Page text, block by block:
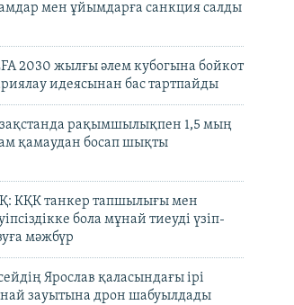
мен ұйымдарға санкция салды
2030 жылғы әлем кубогына бойкот
идеясынан бас тартпайды
рақымшылықпен 1,5 мың
қамаудан босап шықты
КҚК танкер тапшылығы мен
бола мұнай тиеуді үзіп-
мәжбүр
Ярослав қаласындағы ірі
зауытына дрон шабуылдады